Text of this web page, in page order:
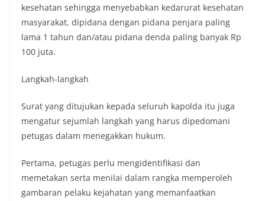
kesehatan sehingga menyebabkan kedarurat kesehatan
masyarakat, dipidana dengan pidana penjara paling
lama 1 tahun dan/atau pidana denda paling banyak Rp
100 juta.
Langkah-langkah
Surat yang ditujukan kepada seluruh kapolda itu juga
mengatur sejumlah langkah yang harus dipedomani
petugas dalam menegakkan hukum.
Pertama, petugas perlu mengidentifikasi dan
memetakan serta menilai dalam rangka memperoleh
gambaran pelaku kejahatan yang memanfaatkan